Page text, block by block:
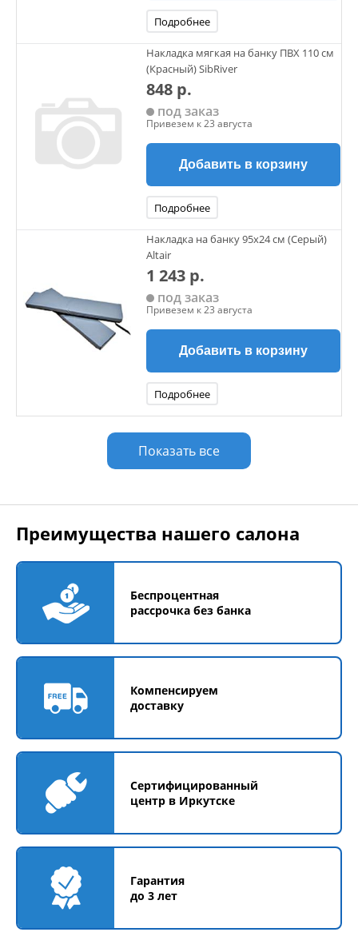
Подробнее
Накладка мягкая на банку ПВХ 110 см
(Красный) SibRiver
848 р.
под заказ
Привезем к 23 августа
Добавить в корзину
Подробнее
Накладка на банку 95x24 см (Серый)
Altair
1 243 р.
под заказ
Привезем к 23 августа
Добавить в корзину
Подробнее
Показать все
Преимущества нашего салона
Беспроцентная
рассрочка без банка
Компенсируем
доставку
Сертифицированный
центр в Иркутске
Гарантия
до 3 лет